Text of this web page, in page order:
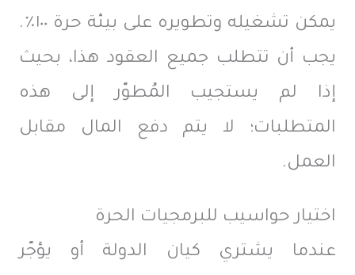
يمكن تشغيله وتطويره على بيئة حرة ١٠٠٪.
يجب أن تتطلب جميع العقود هذا، بحيث
إذا لم يستجيب المُطوّر إلى هذه
المتطلبات؛ لا يتم دفع المال مقابل
العمل.
اختيار حواسيب للبرمجيات الحرة
عندما يشتري كيان الدولة أو يؤجّر